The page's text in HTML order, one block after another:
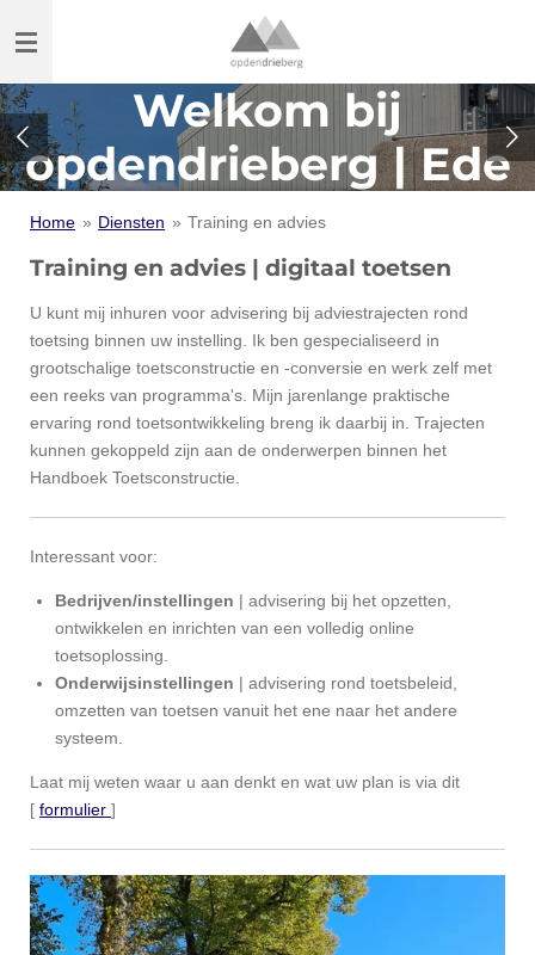
direct
de
hoofdinhoud
Welkom bij
opdendrieberg | Ede
Home » Diensten » Training en advies
Training en advies | digitaal toetsen
U kunt mij inhuren voor advisering bij adviestrajecten rond
toetsing binnen uw instelling. Ik ben gespecialiseerd in
grootschalige toetsconstructie en -conversie en werk zelf met
een reeks van programma's. Mijn jarenlange praktische
ervaring rond toetsontwikkeling breng ik daarbij in. Trajecten
kunnen gekoppeld zijn aan de onderwerpen binnen het
Handboek Toetsconstructie.
Interessant voor:
Bedrijven/instellingen | advisering bij het opzetten,
ontwikkelen en inrichten van een volledig online
toetsoplossing.
Onderwijsinstellingen | advisering rond toetsbeleid,
omzetten van toetsen vanuit het ene naar het andere
systeem.
Laat mij weten waar u aan denkt en wat uw plan is via dit
[ formulier ]